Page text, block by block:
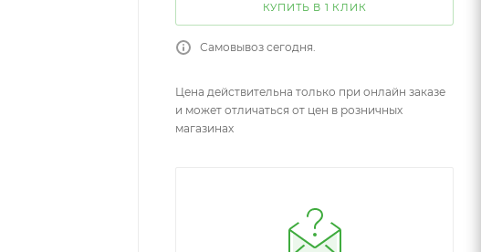
КУПИТЬ В 1 КЛИК
Самовывоз сегодня.
Цена действительна только при онлайн заказе
и может отличаться от цен в розничных
магазинах